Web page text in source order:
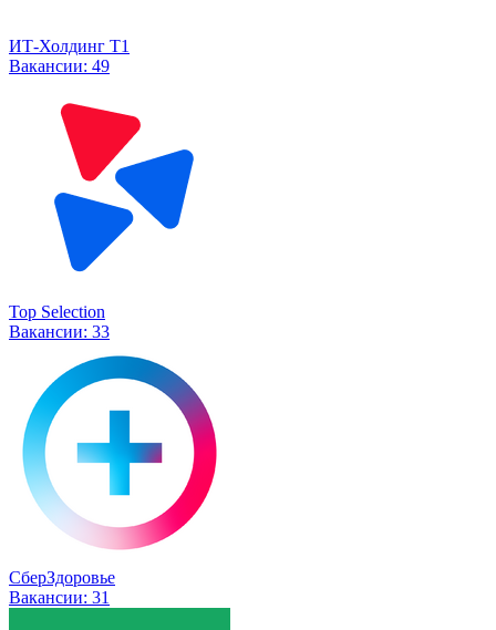
ИТ-Холдинг Т1
Вакансии: 49
Top Selection
Вакансии: 33
СберЗдоровье
Вакансии: 31